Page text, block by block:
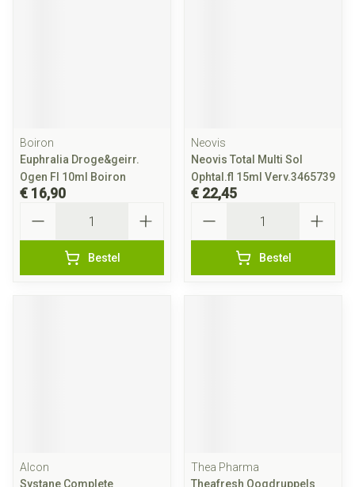
Boiron
Euphralia Droge&geirr.
Ogen Fl 10ml Boiron
€ 16,90
Bestel
Neovis
Neovis Total Multi Sol
Ophtal.fl 15ml Verv.3465739
€ 22,45
Bestel
Alcon
Systane Complete
Thea Pharma
Theafresh Oogdruppels